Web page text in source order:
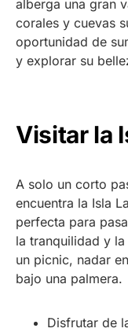
alberga una gran
corales y cuevas
oportunidad de
y explorar su
Visitar la
A solo un corto
encuentra la Isla
perfecta para
la tranquilidad y
un picnic, nadar
bajo una palmera.
Disfrutar de